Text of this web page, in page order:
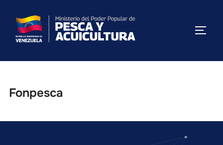
Fonpesca